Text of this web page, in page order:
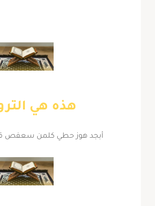
هذه هي
أبجد هوز حطي كلمن